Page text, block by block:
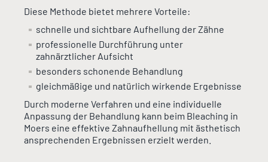
Diese Methode bietet mehrere Vorteile:
schnelle und sichtbare Aufhellung der Zähne
professionelle Durchführung unter
zahnärztlicher Aufsicht
besonders schonende Behandlung
gleichmäßige und natürlich wirkende Ergebnisse
Durch moderne Verfahren und eine individuelle
Anpassung der Behandlung kann beim Bleaching in
Moers eine effektive Zahnaufhellung mit ästhetisch
ansprechenden Ergebnissen erzielt werden.